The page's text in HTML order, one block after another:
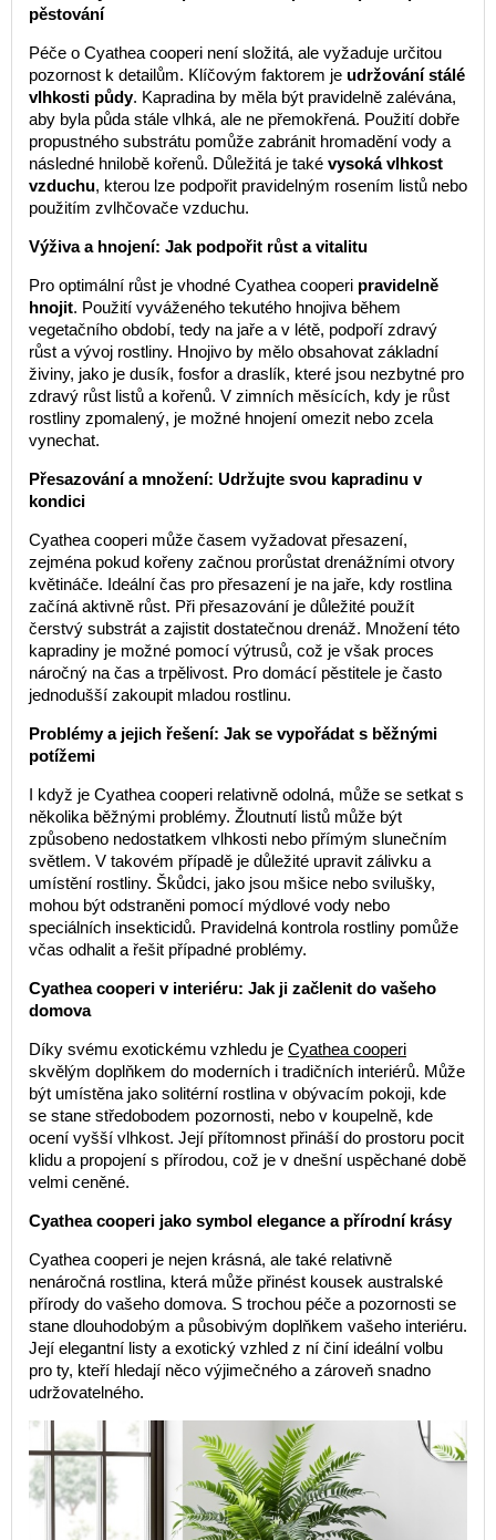
pěstování
Péče o Cyathea cooperi není složitá, ale vyžaduje určitou
pozornost k detailům. Klíčovým faktorem je udržování stálé
vlhkosti půdy. Kapradina by měla být pravidelně zalévána,
aby byla půda stále vlhká, ale ne přemokřená. Použití dobře
propustného substrátu pomůže zabránit hromadění vody a
následné hnilobě kořenů. Důležitá je také vysoká vlhkost
vzduchu, kterou lze podpořit pravidelným rosením listů nebo
použitím zvlhčovače vzduchu.
Výživa a hnojení: Jak podpořit růst a vitalitu
Pro optimální růst je vhodné Cyathea cooperi pravidelně
hnojit. Použití vyváženého tekutého hnojiva během
vegetačního období, tedy na jaře a v létě, podpoří zdravý
růst a vývoj rostliny. Hnojivo by mělo obsahovat základní
živiny, jako je dusík, fosfor a draslík, které jsou nezbytné pro
zdravý růst listů a kořenů. V zimních měsících, kdy je růst
rostliny zpomalený, je možné hnojení omezit nebo zcela
vynechat.
Přesazování a množení: Udržujte svou kapradinu v
kondici
Cyathea cooperi může časem vyžadovat přesazení,
zejména pokud kořeny začnou prorůstat drenážními otvory
květináče. Ideální čas pro přesazení je na jaře, kdy rostlina
začíná aktivně růst. Při přesazování je důležité použít
čerstvý substrát a zajistit dostatečnou drenáž. Množení této
kapradiny je možné pomocí výtrusů, což je však proces
náročný na čas a trpělivost. Pro domácí pěstitele je často
jednodušší zakoupit mladou rostlinu.
Problémy a jejich řešení: Jak se vypořádat s běžnými
potížemi
I když je Cyathea cooperi relativně odolná, může se setkat s
několika běžnými problémy. Žloutnutí listů může být
způsobeno nedostatkem vlhkosti nebo přímým slunečním
světlem. V takovém případě je důležité upravit zálivku a
umístění rostliny. Škůdci, jako jsou mšice nebo svilušky,
mohou být odstraněni pomocí mýdlové vody nebo
speciálních insekticidů. Pravidelná kontrola rostliny pomůže
včas odhalit a řešit případné problémy.
Cyathea cooperi v interiéru: Jak ji začlenit do vašeho
domova
Díky svému exotickému vzhledu je Cyathea cooperi
skvělým doplňkem do moderních i tradičních interiérů. Může
být umístěna jako solitérní rostlina v obývacím pokoji, kde
se stane středobodem pozornosti, nebo v koupelně, kde
ocení vyšší vlhkost. Její přítomnost přináší do prostoru pocit
klidu a propojení s přírodou, což je v dnešní uspěchané době
velmi ceněné.
Cyathea cooperi jako symbol elegance a přírodní krásy
Cyathea cooperi je nejen krásná, ale také relativně
nenáročná rostlina, která může přinést kousek australské
přírody do vašeho domova. S trochou péče a pozornosti se
stane dlouhodobým a působivým doplňkem vašeho interiéru.
Její elegantní listy a exotický vzhled z ní činí ideální volbu
pro ty, kteří hledají něco výjimečného a zároveň snadno
udržovatelného.